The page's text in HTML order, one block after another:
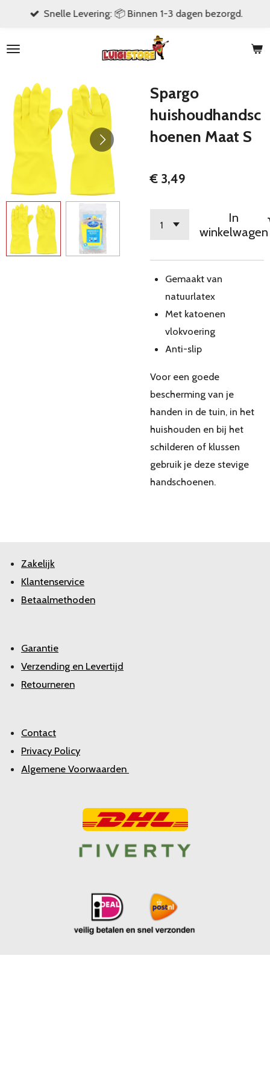
naar
hoofdinhoud
Snelle Levering: 📦 Binnen 1-3 dagen bezorgd.
Spargo
huishoudhandsc
hoenen Maat S
€ 3,49
In
winkelwagen
Gemaakt van
natuurlatex
Met katoenen
vlokvoering
Anti-slip
Voor een goede
bescherming van je
handen in de tuin, in het
huishouden en bij het
schilderen of klussen
gebruik je deze stevige
handschoenen.
Zakelijk
Klantenservice
Betaalmethoden
Garantie
Verzending en Levertijd
Retourneren
Contact
Privacy Policy
Algemene Voorwaarden